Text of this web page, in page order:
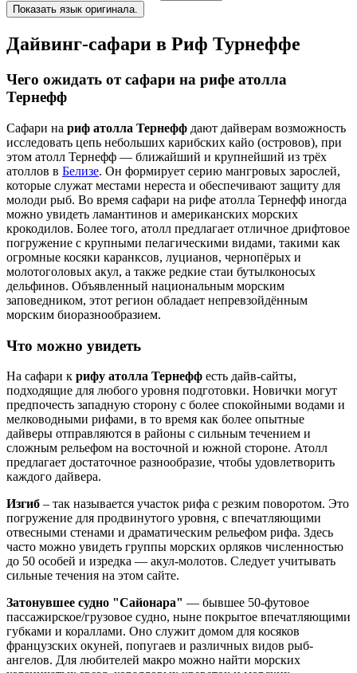
Показать язык оригинала.
Дайвинг-сафари в Риф Турнеффе
Чего ожидать от сафари на рифе атолла
Тернефф
Сафари на риф атолла Тернефф дают дайверам возможность
исследовать цепь небольших карибских кайо (островов), при
этом атолл Тернефф — ближайший и крупнейший из трёх
атоллов в Белизе. Он формирует серию мангровых зарослей,
которые служат местами нереста и обеспечивают защиту для
молоди рыб. Во время сафари на рифе атолла Тернефф иногда
можно увидеть ламантинов и американских морских
крокодилов. Более того, атолл предлагает отличное дрифтовое
погружение с крупными пелагическими видами, такими как
огромные косяки каранксов, луцианов, чернопёрых и
молотоголовых акул, а также редкие стаи бутылконосых
дельфинов. Объявленный национальным морским
заповедником, этот регион обладает непревзойдённым
морским биоразнообразием.
Что можно увидеть
На сафари к рифу атолла Тернефф есть дайв-сайты,
подходящие для любого уровня подготовки. Новички могут
предпочесть западную сторону с более спокойными водами и
мелководными рифами, в то время как более опытные
дайверы отправляются в районы с сильным течением и
сложным рельефом на восточной и южной стороне. Атолл
предлагает достаточное разнообразие, чтобы удовлетворить
каждого дайвера.
Изгиб – так называется участок рифа с резким поворотом. Это
погружение для продвинутого уровня, с впечатляющими
отвесными стенами и драматическим рельефом рифа. Здесь
часто можно увидеть группы морских орляков численностью
до 50 особей и изредка — акул-молотов. Следует учитывать
сильные течения на этом сайте.
Затонувшее судно "Сайонара" — бывшее 50-футовое
пассажирское/грузовое судно, ныне покрытое впечатляющими
губками и кораллами. Оно служит домом для косяков
французских окуней, попугаев и различных видов рыб-
ангелов. Для любителей макро можно найти морских